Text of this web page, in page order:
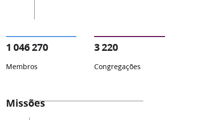
1 046 270
Membros
3 220
Congregações
Missões